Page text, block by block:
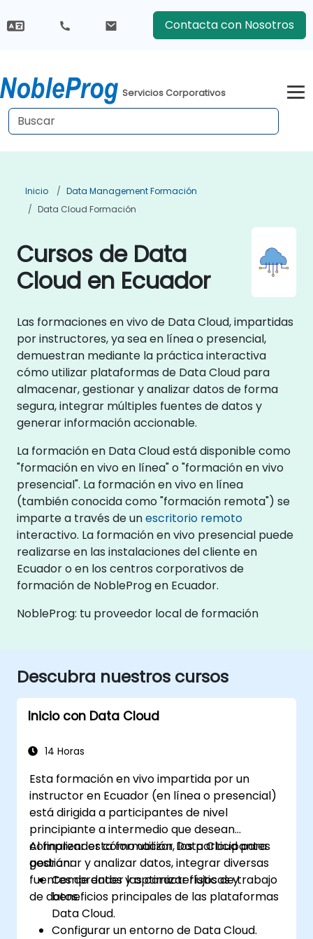
Contacta con Nosotros
Servicios Corporativos
Inicio
Data Management Formación
Data Cloud Formación
Cursos de Data
Cloud en Ecuador
Las formaciones en vivo de Data Cloud, impartidas
por instructores, ya sea en línea o presencial,
demuestran mediante la práctica interactiva
cómo utilizar plataformas de Data Cloud para
almacenar, gestionar y analizar datos de forma
segura, integrar múltiples fuentes de datos y
generar información accionable.
La formación en Data Cloud está disponible como
"formación en vivo en línea" o "formación en vivo
presencial". La formación en vivo en línea
(también conocida como "formación remota") se
imparte a través de unescritorio remoto
interactivo. La formación en vivo presencial puede
realizarse en las instalaciones del cliente en
Ecuador o en los centros corporativos de
formación de NobleProg en Ecuador.
NobleProg: tu proveedor local de formación
Descubra nuestros cursos
Inicio con Data Cloud
14 Horas
Esta formación en vivo impartida por un
instructor en Ecuador (en línea o presencial)
está dirigida a participantes de nivel
principiante a intermedio que desean
comprender cómo utilizar Data Cloud para
gestionar y analizar datos, integrar diversas
fuentes de datos y optimizar flujos de trabajo
de datos.
Al finalizar esta formación, los participantes
podrán:
Comprender las características y
beneficios principales de las plataformas
Data Cloud.
Configurar un entorno de Data Cloud.